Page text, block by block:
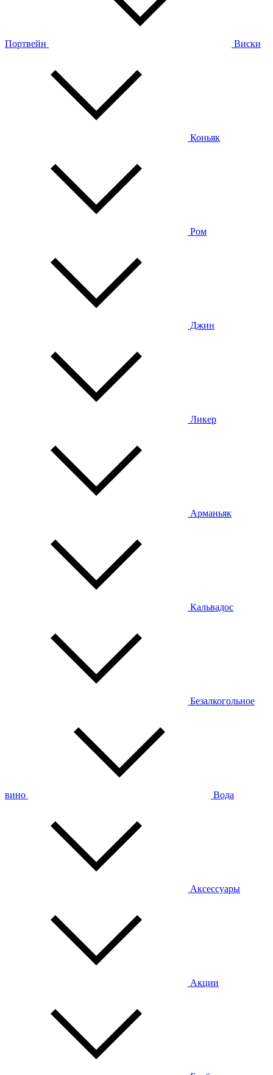
Портвейн Виски
Коньяк
Ром
Джин
Ликер
Арманьяк
Кальвадос
Безалкогольное
вино Вода
Аксессуары
Акции